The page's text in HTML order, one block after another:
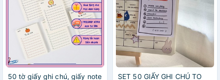
50 tờ giấy ghi chú, giấy note
SET 50 GIẤY GHI CHÚ TO